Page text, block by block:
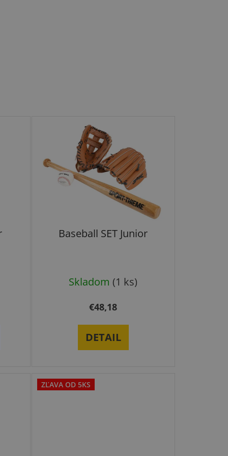
Baseball SET Junior
Skladom (1 ks)
€48,18
DETAIL
ZĽAVA OD 5KS